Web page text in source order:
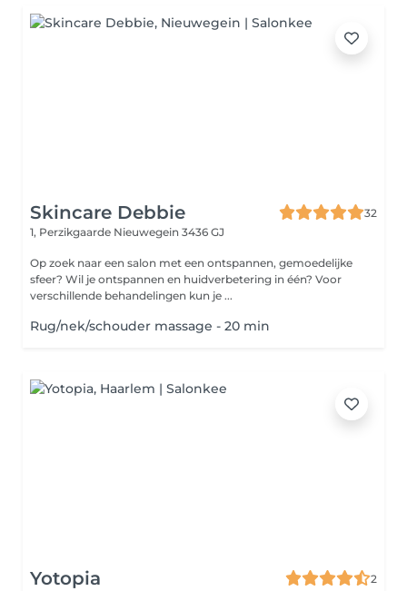
Skincare Debbie
32
1, Perzikgaarde Nieuwegein 3436 GJ
Op zoek naar een salon met een ontspannen, gemoedelijke
sfeer? Wil je ontspannen en huidverbetering in één? Voor
verschillende behandelingen kun je ...
Rug/nek/schouder massage - 20 min
Yotopia
2